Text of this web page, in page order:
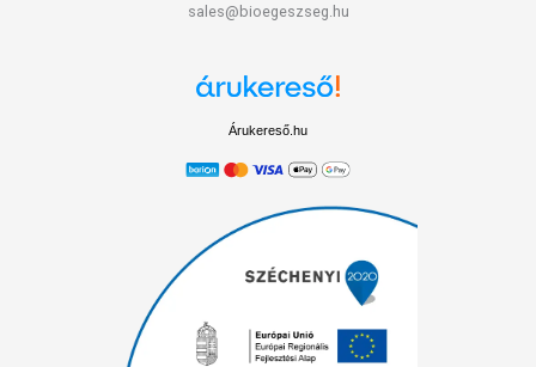
sales@bioegeszseg.hu
Árukereső.hu